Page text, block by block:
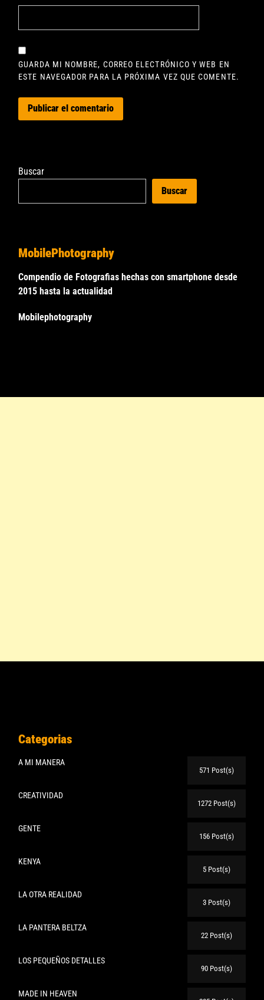
GUARDA MI NOMBRE, CORREO ELECTRÓNICO Y WEB EN
ESTE NAVEGADOR PARA LA PRÓXIMA VEZ QUE COMENTE.
Buscar
Buscar
MobilePhotography
Compendio de Fotografias hechas con smartphone desde
2015 hasta la actualidad
Mobilephotography
Categorias
A MI MANERA
571 Post(s)
CREATIVIDAD
1272 Post(s)
GENTE
156 Post(s)
KENYA
5 Post(s)
LA OTRA REALIDAD
3 Post(s)
LA PANTERA BELTZA
22 Post(s)
LOS PEQUEÑOS DETALLES
90 Post(s)
MADE IN HEAVEN